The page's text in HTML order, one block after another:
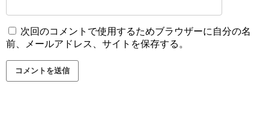
次回のコメントで使用するためブラウザーに自分の名
前、メールアドレス、サイトを保存する。